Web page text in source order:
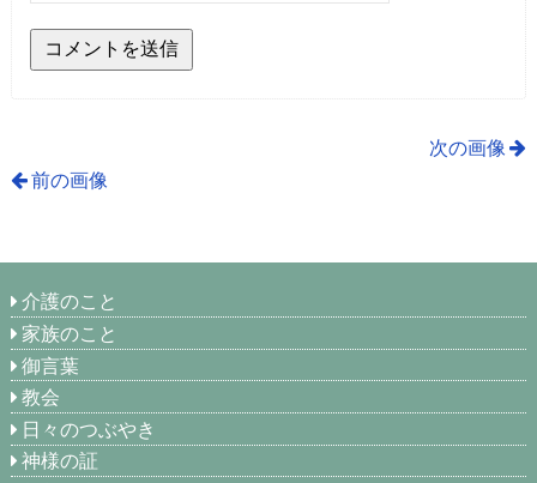
次の画像
前の画像
介護のこと
家族のこと
御言葉
教会
日々のつぶやき
神様の証